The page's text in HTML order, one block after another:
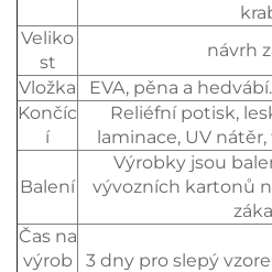
Veliko
st
návrh
Vložka
EVA, pěna a
Končíc
í
Reliéfní potisk,
laminace, UV
Balení
Výrobky jsou
vývozních kartonů
Čas na
výrob
3 dny pro slepý